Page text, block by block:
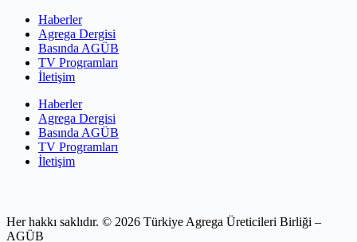
Haberler
Agrega Dergisi
Basında AGÜB
TV Programları
İletişim
Haberler
Agrega Dergisi
Basında AGÜB
TV Programları
İletişim
Her hakkı saklıdır. © 2026 Türkiye Agrega Üreticileri Birliği –
AGÜB